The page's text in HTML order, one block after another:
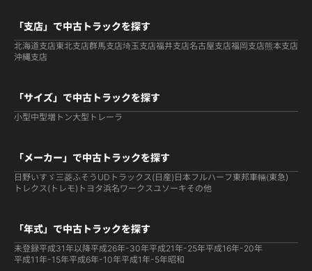
「支店」で中古トラックを探す
北海道支店東北支店群馬支店埼玉支店福井支店名古屋支店福岡支店熊本支店
沖縄支店
「サイズ」で中古トラックを探す
小型中型増トン大型 トレーラ
「メーカー」で中古トラックを探す
日野いすゞ 三菱ふそう UDトラックス(日産) 日本フルハーフ 東邦車輛(東急)
トレクス(トレモ) トヨタ浜名ワークスユソーキその他
「年式」で中古トラックを探す
未登録平成31年以降平成26年-30年平成21年-25年平成16年-20年
平成11年-15年平成6年-10年平成1年-5年昭和